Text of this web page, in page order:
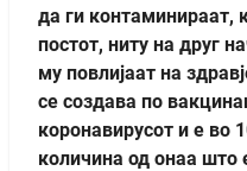
да ги контаминираат,
постот, ниту на друг
му повлијаат на
се создава по
коронавирусот и е во
количина од онаа што